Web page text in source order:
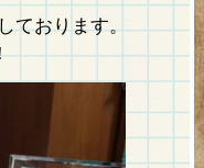
ております。